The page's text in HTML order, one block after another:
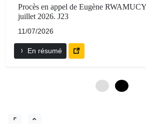
Procès en appel de Eugène
juillet 2026. J23
11/07/2026
En résumé